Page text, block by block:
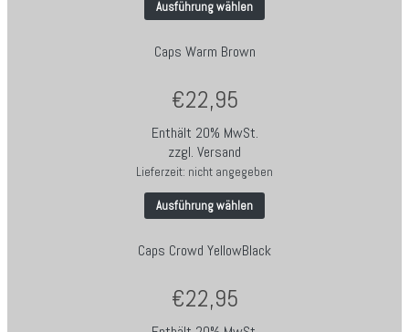
Ausführung wählen
Caps Warm Brown
€22,95
Enthält 20% MwSt.
zzgl. Versand
Lieferzeit: nicht angegeben
Ausführung wählen
Caps Crowd YellowBlack
€22,95